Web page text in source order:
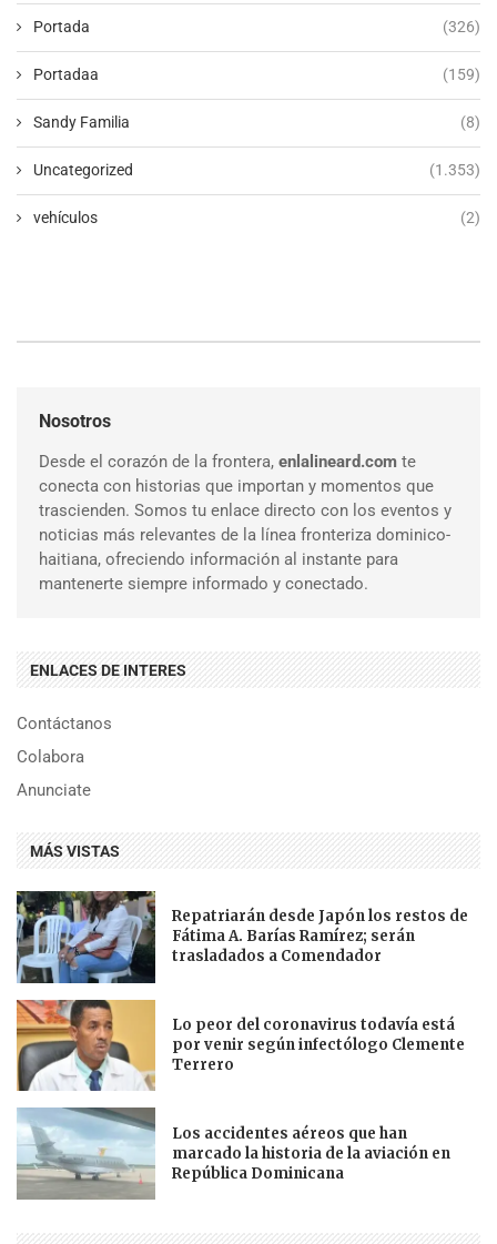
Portada (326)
Portadaa (159)
Sandy Familia (8)
Uncategorized (1.353)
vehículos (2)
Nosotros
Desde el corazón de la frontera, enlalineard.com te
conecta con historias que importan y momentos que
trascienden. Somos tu enlace directo con los eventos y
noticias más relevantes de la línea fronteriza dominico-
haitiana, ofreciendo información al instante para
mantenerte siempre informado y conectado.
ENLACES DE INTERES
Contáctanos
Colabora
Anunciate
MÁS VISTAS
Repatriarán desde Japón los restos de
Fátima A. Barías Ramírez; serán
trasladados a Comendador
Lo peor del coronavirus todavía está
por venir según infectólogo Clemente
Terrero
Los accidentes aéreos que han
marcado la historia de la aviación en
República Dominicana